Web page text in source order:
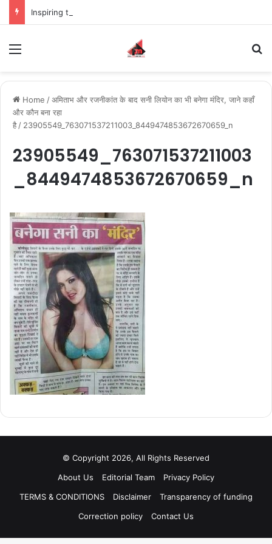
Home /अमिताभ और रजनीकांत के बाद सनी लियोन का भी बनेगा मंदिर, जाने कहाँ
और कौन बना रहा
है / 23905549_763071537211003_8449474853672670659_n
23905549_763071537211003
_8449474853672670659_n
© Copyright 2026, All Rights Reserved
About Us
Editorial Team
Privacy Policy
TERMS & CONDITIONS
Disclaimer
Transparency of funding
Correction policy
Contact Us